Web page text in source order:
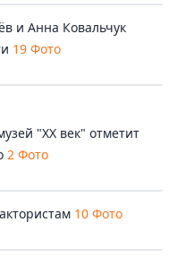
и Анна Ковальчук
19 Фото
"ХХ век" отметит
2 Фото
10 Фото